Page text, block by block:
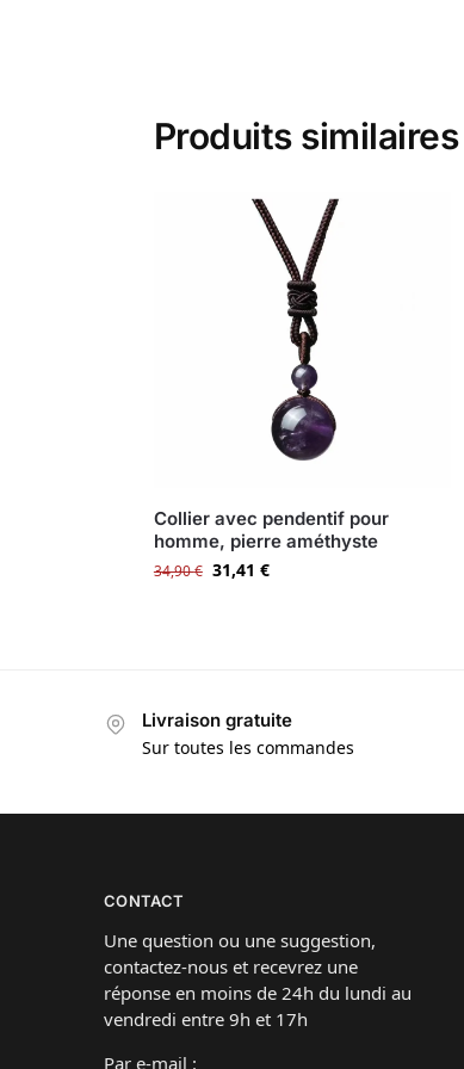
Produits similaires
Collier avec pendentif pour
homme, pierre améthyste
34,90€ 31,41 €
Livraison gratuite
Sur toutes les commandes
CONTACT
Une question ou une suggestion,
contactez-nous et recevrez une
réponse en moins de 24h du lundi au
vendredi entre 9h et 17h
Par e-mail :